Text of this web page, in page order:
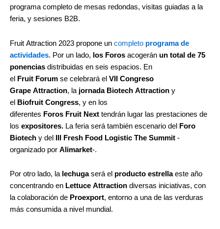
programa completo de mesas redondas, visitas guiadas a la
feria, y sesiones B2B.
Fruit Attraction 2023 propone un completo programa de
actividades. Por un lado, los Foros acogerán un total de 75
ponencias distribuidas en seis espacios. En
el
Fruit Forum se celebrará el VII Congreso
Grape Attraction, la jornada Biotech Attraction y
el
Biofruit Congress, y en los
diferentes Foros Fruit Next tendrán lugar las prestaciones de
los expositores. La feria será también escenario del
Foro
Biotech y del Fresh Food Logistic The Summit -
organizado por Alimarket-.
Por otro lado, la lechugaserá el producto estrellaeste año
concentrando en Lettuce Attraction diversas iniciativas, con
la colaboración de Proexport, entorno a una de las verduras
más consumida a nivel mundial.